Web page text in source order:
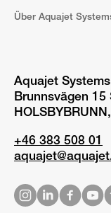
Über Aquajet
Aquajet
Brunnsvägen 15
+46 383 508 01